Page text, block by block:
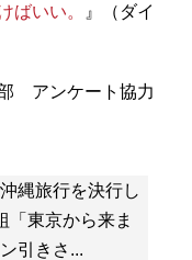
ばいい。
』（ダイ
アンケート協力
縄旅行を決行し
「東京から来ま
引きさ...